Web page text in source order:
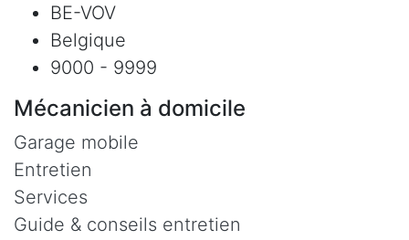
BE-VOV
Belgique
9000 - 9999
Mécanicien à domicile
Garage mobile
Entretien
Services
Guide & conseils entretien